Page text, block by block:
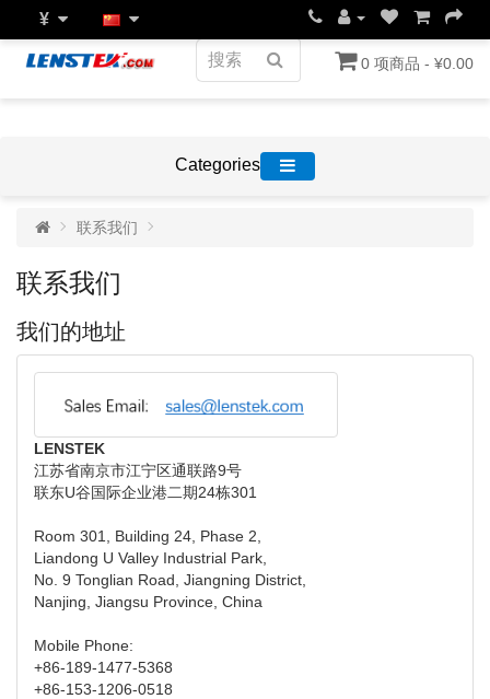
¥
0 项商品 - ¥0.00
Categories
联系我们
联系我们
我们的地址
LENSTEK
江苏省南京市江宁区通联路9号
联东U谷国际企业港二期24栋301
Room 301, Building 24, Phase 2,
Liandong U Valley Industrial Park,
No. 9 Tonglian Road, Jiangning District,
Nanjing, Jiangsu Province, China
Mobile Phone:
+86-189-1477-5368
+86-153-1206-0518